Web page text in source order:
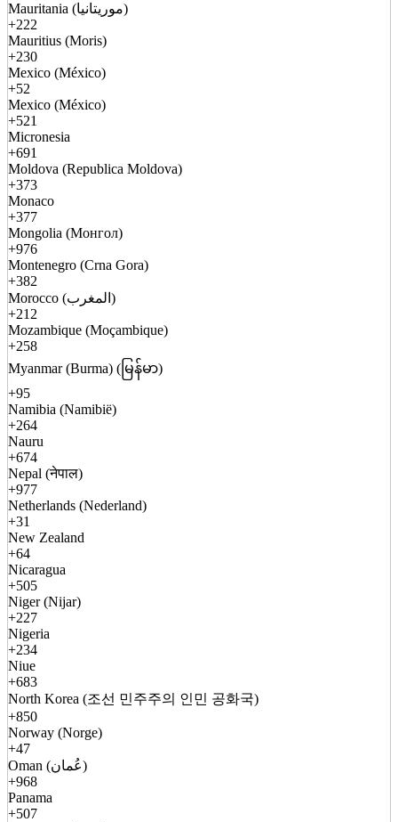
Mauritania (موريتانيا)
+222
Mauritius (Moris)
+230
Mexico (México)
+52
Mexico (México)
+521
Micronesia
+691
Moldova (Republica Moldova)
+373
Monaco
+377
Mongolia (Монгол)
+976
Montenegro (Crna Gora)
+382
Morocco (المغرب)
+212
Mozambique (Moçambique)
+258
Myanmar (Burma) (မြန်မာ)
+95
Namibia (Namibië)
+264
Nauru
+674
Nepal (नेपाल)
+977
Netherlands (Nederland)
+31
New Zealand
+64
Nicaragua
+505
Niger (Nijar)
+227
Nigeria
+234
Niue
+683
North Korea (조선 민주주의 인민 공화국)
+850
Norway (Norge)
+47
Oman (عُمان)
+968
Panama
+507